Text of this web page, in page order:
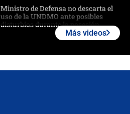
Ministro de Defensa no descarta el
uso de la UNDMO ante posibles
disturbios durante la posesión
Más videos